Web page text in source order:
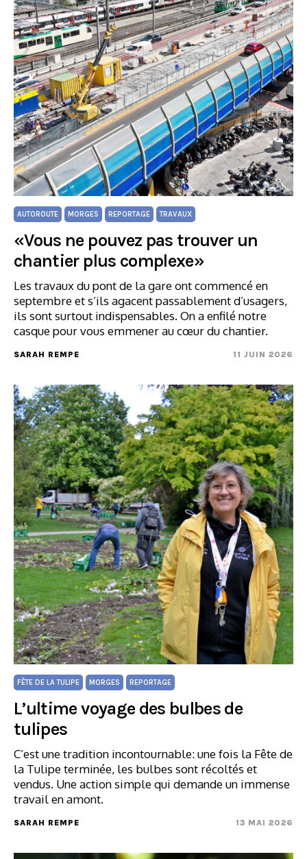
AUTOROUTE MORGES REPORTAGE TRAVAUX
«Vous ne pouvez pas trouver un
chantier plus complexe»
Les travaux du pont de la gare ont commencé en
septembre et s’ils agacent passablement d’usagers,
ils sont surtout indispensables. On a enfilé notre
casque pour vous emmener au cœur du chantier.
SARAH REMPE 11 JUIN 2026
FÊTE DE LA TULIPE MORGES REPORTAGE
L’ultime voyage des bulbes de
tulipes
C’est une tradition incontournable: une fois la Fête de
la Tulipe terminée, les bulbes sont récoltés et
vendus. Une action simple qui demande un immense
travail en amont.
SARAH REMPE 13 MAI 2026